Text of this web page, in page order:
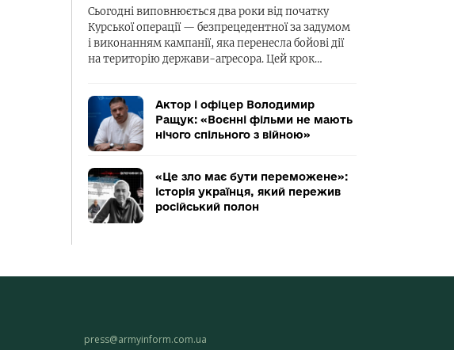
Сьогодні виповнюється два роки від початку
Курської операції — безпрецедентної за задумом
і виконанням кампанії, яка перенесла бойові дії
на територію держави-агресора. Цей крок…
Актор і офіцер Володимир
Ращук: «Воєнні фільми не мають
нічого спільного з війною»
«Це зло має бути переможене»:
історія українця, який пережив
російський полон
press@armyinform.com.ua